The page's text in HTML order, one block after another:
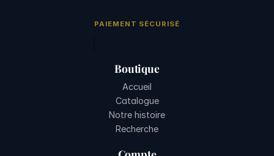
PAIEMENT SÉCURISÉ
Boutique
Accueil
Catalogue
Notre histoire
Recherche